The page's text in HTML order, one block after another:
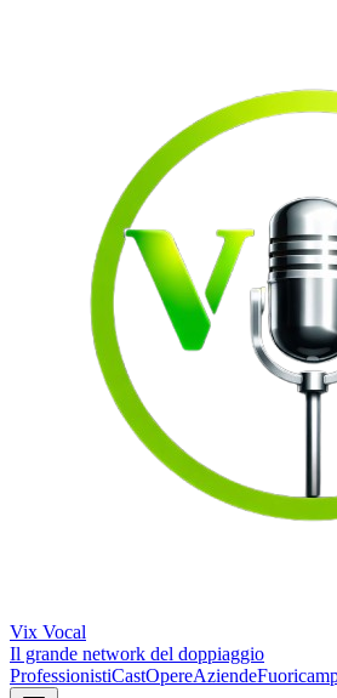
Vix Vocal
Il grande network del doppiaggio
ProfessionistiCastOpereAziende